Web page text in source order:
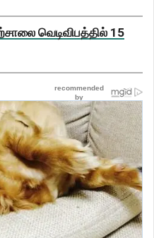
வெடிவிபத்தில் 15